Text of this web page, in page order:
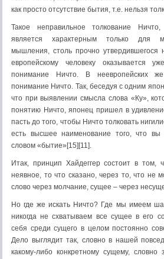
как просто отсутствие бытия, т.е. нельзя
Такое неправильное толкование
является характерным только для
мышления, столь прочно утвердившегося
европейскому человеку оказывается
понимание Ничто. В неевропейских
понимание Ничто. Так, беседуя с одним
что при выявлении смысла слова «Ку»,
понятию Ничто, японец пришел в
пасть до того, чтобы Ничто толковать
есть высшее наименование того, что вы
словом «бытие»[15][11].
Итак, принцип Хайдеггер состоит в том,
неявное, то что сказано, через то, что не
слово через молчание, сущее – через
Но где же искать Ничто? Где мы имеем
никогда не схватываем все сущее в его
себя среди сущего в целом постоянно
Дело выглядит так, словно в нашей
какому-либо конкретному сущему,